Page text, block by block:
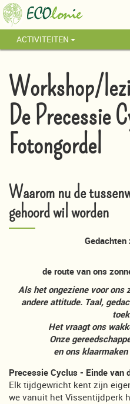
ACTIVITEITEN
Workshop/
De Precessie
Fotongordel
Waarom nu de
gehoord wil worden
de route van ons
Als het ongeziene voor ons
andere attitude. Taal,
Het vraagt ons
Onze
en ons
Precessie Cyclus - Einde van
Elk tijdgewricht kent zijn
we vanuit het Vissentijdperk